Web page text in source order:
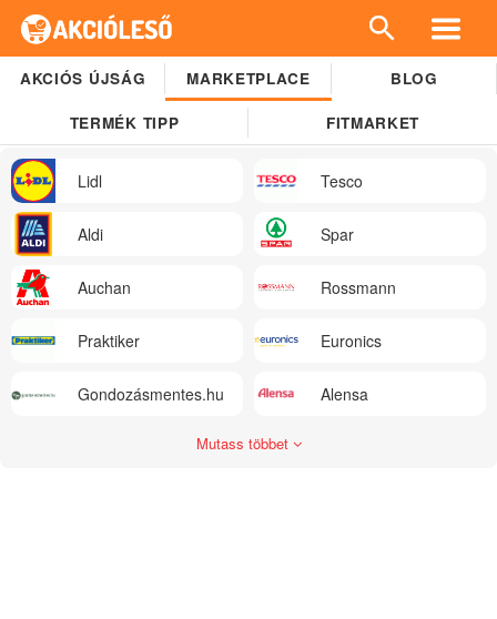
AKCIÓS ÚJSÁG MARKETPLACE BLOG
TERMÉK TIPP FITMARKET
Lidl Tesco
Aldi Spar
Auchan Rossmann
Praktiker Euronics
Gondozásmentes.hu Alensa
Mutass többet